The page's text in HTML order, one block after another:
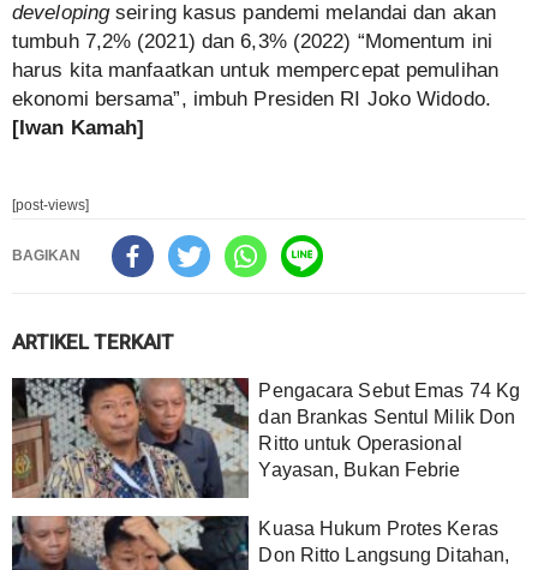
developingseiring kasus pandemi melandai dan akan
tumbuh 7,2% (2021) dan 6,3% (2022) “Momentum ini
harus kita manfaatkan untuk mempercepat pemulihan
ekonomi bersama”, imbuh Presiden RI Joko Widodo.
[Iwan Kamah]
[post-views]
BAGIKAN
ARTIKEL TERKAIT
Pengacara Sebut Emas 74 Kg
dan Brankas Sentul Milik Don
Ritto untuk Operasional
Yayasan, Bukan Febrie
Kuasa Hukum Protes Keras
Don Ritto Langsung Ditahan,